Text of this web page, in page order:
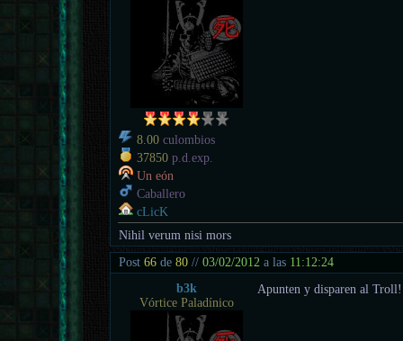
8.00 culombios
37850 p.d.exp.
Un eón
Caballero
cLicK
Nihil verum nisi mors
Post66 de80 //03/02/2012 a las 11:12:24
b3k
Vórtice Paladínico
Apunten y disparen al